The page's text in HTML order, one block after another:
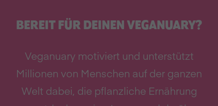
BEREIT FÜR DEINEN VEGANUARY?
Veganuary motiviert und unterstützt
Millionen von Menschen auf der ganzen
Welt dabei, die pflanzliche Ernährung